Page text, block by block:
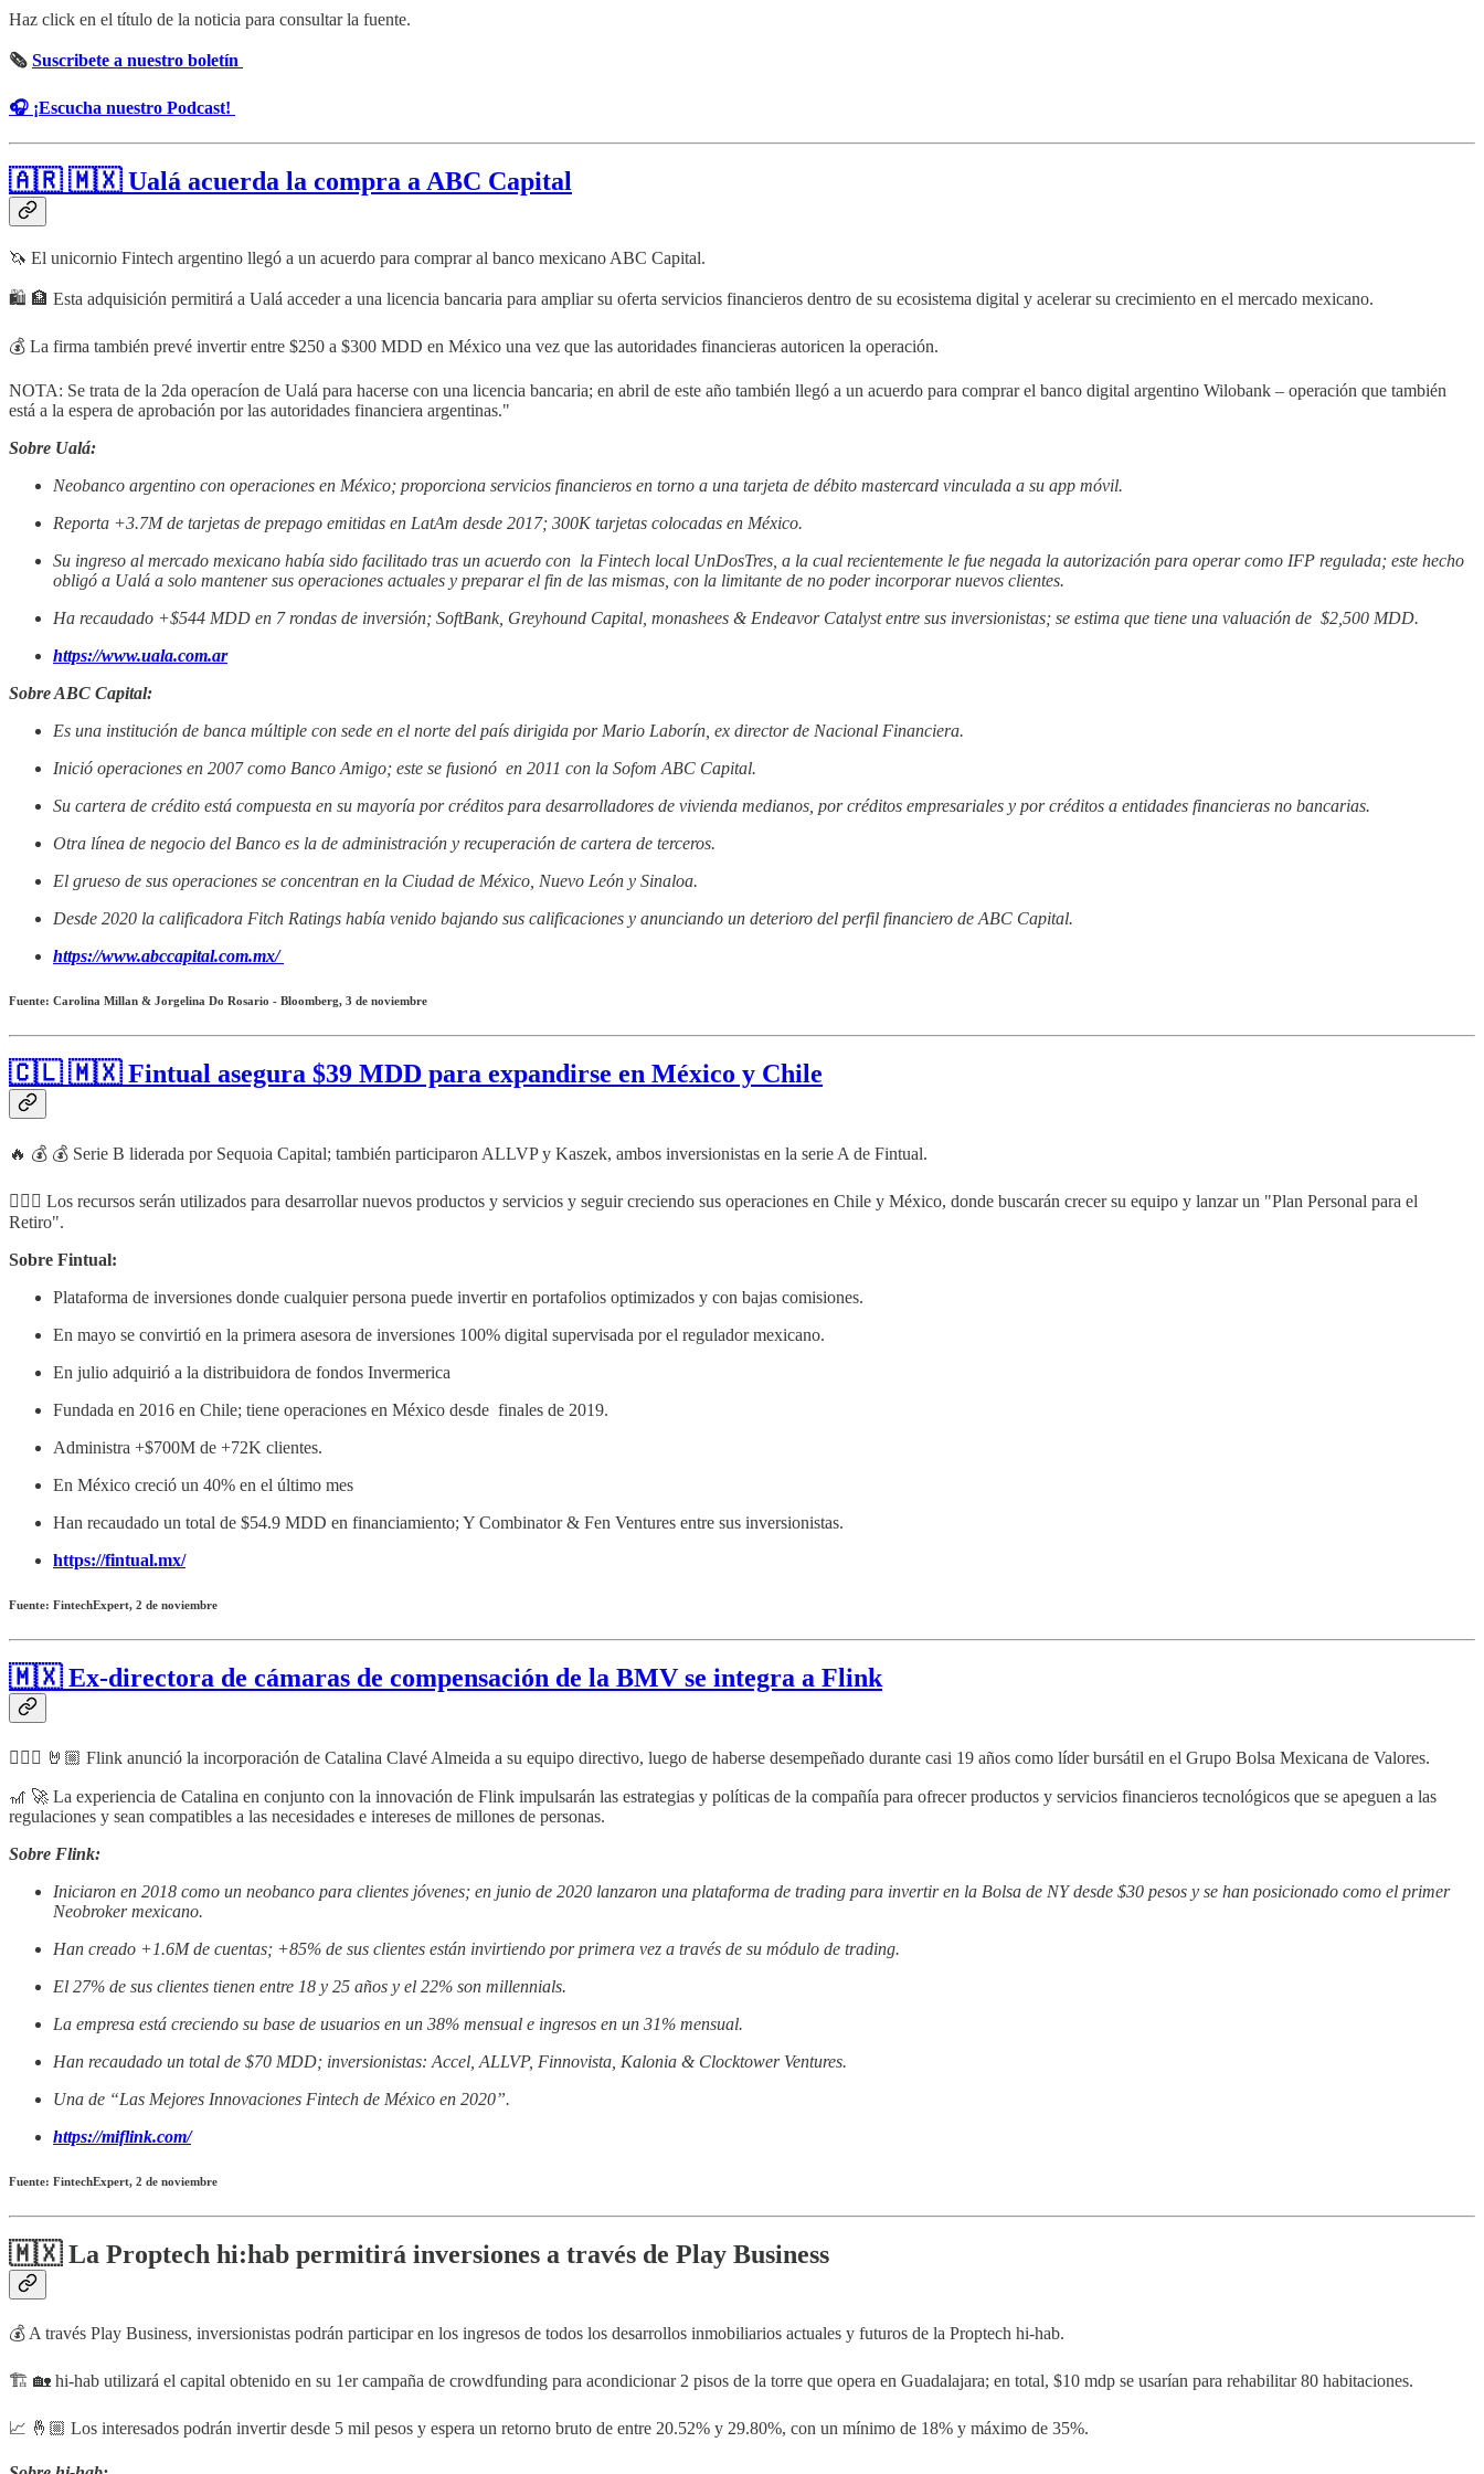
Haz click en el título de la noticia para consultar la fuente.
🗞 Suscribete a nuestro boletín
🎧 ¡Escucha nuestro Podcast!
🇦🇷 🇲🇽 Ualá acuerda la compra a ABC Capital
🦄 El unicornio Fintech argentino llegó a un acuerdo para comprar al banco mexicano ABC Capital.
🛍 🏦 Esta adquisición permitirá a Ualá acceder a una licencia bancaria para ampliar su oferta servicios financieros dentro de su ecosistema digital y acelerar su crecimiento en el mercado mexicano.
💰 La firma también prevé invertir entre $250 a $300 MDD en México una vez que las autoridades financieras autoricen la operación.
NOTA: Se trata de la 2da operacíon de Ualá para hacerse con una licencia bancaria; en abril de este año también llegó a un acuerdo para comprar el banco digital argentino Wilobank – operación que también
está a la espera de aprobación por las autoridades financiera argentinas."
Sobre Ualá:
Neobanco argentino con operaciones en México; proporciona servicios financieros en torno a una tarjeta de débito mastercard vinculada a su app móvil.
Reporta +3.7M de tarjetas de prepago emitidas en LatAm desde 2017; 300K tarjetas colocadas en México.
Su ingreso al mercado mexicano había sido facilitado tras un acuerdo con la Fintech local UnDosTres, a la cual recientemente le fue negada la autorización para operar como IFP regulada; este hecho
obligó a Ualá a solo mantener sus operaciones actuales y preparar el fin de las mismas, con la limitante de no poder incorporar nuevos clientes.
Ha recaudado +$544 MDD en 7 rondas de inversión; SoftBank, Greyhound Capital, monashees & Endeavor Catalyst entre sus inversionistas; se estima que tiene una valuación de $2,500 MDD.
https://www.uala.com.ar
Sobre ABC Capital:
Es una institución de banca múltiple con sede en el norte del país dirigida por Mario Laborín, ex director de Nacional Financiera.
Inició operaciones en 2007 como Banco Amigo; este se fusionó en 2011 con la Sofom ABC Capital.
Su cartera de crédito está compuesta en su mayoría por créditos para desarrolladores de vivienda medianos, por créditos empresariales y por créditos a entidades financieras no bancarias.
Otra línea de negocio del Banco es la de administración y recuperación de cartera de terceros.
El grueso de sus operaciones se concentran en la Ciudad de México, Nuevo León y Sinaloa.
Desde 2020 la calificadora Fitch Ratings había venido bajando sus calificaciones y anunciando un deterioro del perfil financiero de ABC Capital.
https://www.abccapital.com.mx/
Fuente: Carolina Millan & Jorgelina Do Rosario - Bloomberg, 3 de noviembre
🇨🇱 🇲🇽 Fintual asegura $39 MDD para expandirse en México y Chile
🔥 💰 💰 Serie B liderada por Sequoia Capital; también participaron ALLVP y Kaszek, ambos inversionistas en la serie A de Fintual.
🧗🏻‍♂️ Los recursos serán utilizados para desarrollar nuevos productos y servicios y seguir creciendo sus operaciones en Chile y México, donde buscarán crecer su equipo y lanzar un "Plan Personal para el
Retiro".
Sobre Fintual:
Plataforma de inversiones donde cualquier persona puede invertir en portafolios optimizados y con bajas comisiones.
En mayo se convirtió en la primera asesora de inversiones 100% digital supervisada por el regulador mexicano.
En julio adquirió a la distribuidora de fondos Invermerica
Fundada en 2016 en Chile; tiene operaciones en México desde finales de 2019.
Administra +$700M de +72K clientes.
En México creció un 40% en el último mes
Han recaudado un total de $54.9 MDD en financiamiento; Y Combinator & Fen Ventures entre sus inversionistas.
https://fintual.mx/
Fuente: FintechExpert, 2 de noviembre
🇲🇽 Ex-directora de cámaras de compensación de la BMV se integra a Flink
👩🏽‍✈️ 🤘🏼 Flink anunció la incorporación de Catalina Clavé Almeida a su equipo directivo, luego de haberse desempeñado durante casi 19 años como líder bursátil en el Grupo Bolsa Mexicana de Valores.
🎢 🚀 La experiencia de Catalina en conjunto con la innovación de Flink impulsarán las estrategias y políticas de la compañía para ofrecer productos y servicios financieros tecnológicos que se apeguen a las
regulaciones y sean compatibles a las necesidades e intereses de millones de personas.
Sobre Flink:
Iniciaron en 2018 como un neobanco para clientes jóvenes; en junio de 2020 lanzaron una plataforma de trading para invertir en la Bolsa de NY desde $30 pesos y se han posicionado como el primer
Neobroker mexicano.
Han creado +1.6M de cuentas; +85% de sus clientes están invirtiendo por primera vez a través de su módulo de trading.
El 27% de sus clientes tienen entre 18 y 25 años y el 22% son millennials.
La empresa está creciendo su base de usuarios en un 38% mensual e ingresos en un 31% mensual.
Han recaudado un total de $70 MDD; inversionistas: Accel, ALLVP, Finnovista, Kalonia & Clocktower Ventures.
Una de “Las Mejores Innovaciones Fintech de México en 2020”.
https://miflink.com/
Fuente: FintechExpert, 2 de noviembre
🇲🇽 La Proptech hi:hab permitirá inversiones a través de Play Business
💰 A través Play Business, inversionistas podrán participar en los ingresos de todos los desarrollos inmobiliarios actuales y futuros de la Proptech hi-hab.
🏗 🏡 hi-hab utilizará el capital obtenido en su 1er campaña de crowdfunding para acondicionar 2 pisos de la torre que opera en Guadalajara; en total, $10 mdp se usarían para rehabilitar 80 habitaciones.
📈 🤞🏼 Los interesados podrán invertir desde 5 mil pesos y espera un retorno bruto de entre 20.52% y 29.80%, con un mínimo de 18% y máximo de 35%.